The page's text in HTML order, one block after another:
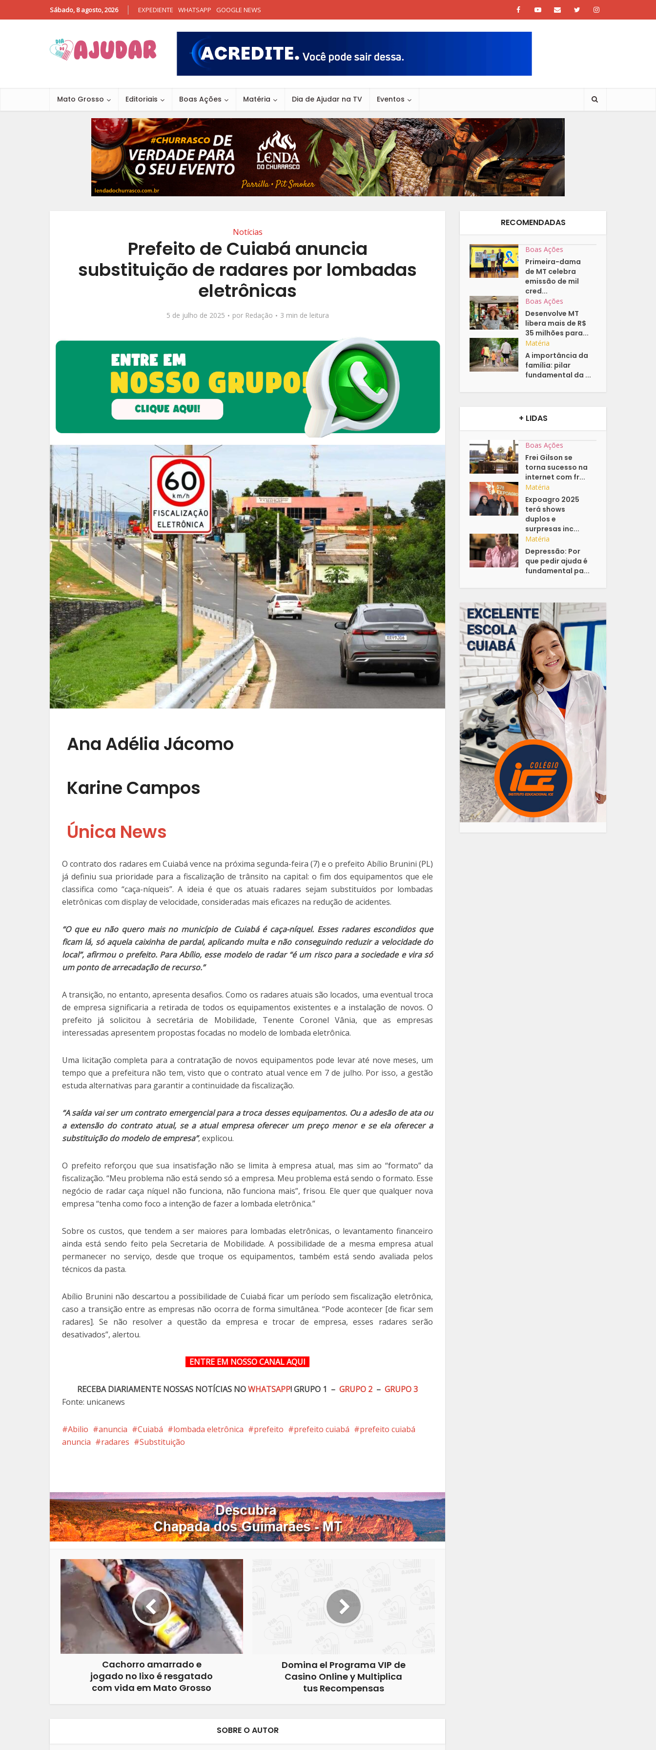
Sábado, 8 agosto, 2026 EXPEDIENTE WHATSAPP GOOGLE NEWS
Mato Grosso Editoriais Boas Ações Matéria Dia de Ajudar na TV Eventos
Notícias
Prefeito de Cuiabá anuncia
substituição de radares por lombadas
eletrônicas
5 de julho de 2025 por Redação 3 min de leitura
Ana Adélia Jácomo
Karine Campos
Única News
O contrato dos radares em Cuiabá vence na próxima segunda-feira (7) e o prefeito Abílio Brunini (PL)
já definiu sua prioridade para a fiscalização de trânsito na capital: o fim dos equipamentos que ele
classifica como “caça-níqueis”. A ideia é que os atuais radares sejam substituídos por lombadas
eletrônicas com display de velocidade, consideradas mais eficazes na redução de acidentes.
“O que eu não quero mais no município de Cuiabá é caça-níquel. Esses radares escondidos que
ficam lá, só aquela caixinha de pardal, aplicando multa e não conseguindo reduzir a velocidade do
local”, afirmou o prefeito. Para Abílio, esse modelo de radar “é um risco para a sociedade e vira só
um ponto de arrecadação de recurso.”
A transição, no entanto, apresenta desafios. Como os radares atuais são locados, uma eventual troca
de empresa significaria a retirada de todos os equipamentos existentes e a instalação de novos. O
prefeito já solicitou à secretária de Mobilidade, Tenente Coronel Vânia, que as empresas
interessadas apresentem propostas focadas no modelo de lombada eletrônica.
Uma licitação completa para a contratação de novos equipamentos pode levar até nove meses, um
tempo que a prefeitura não tem, visto que o contrato atual vence em 7 de julho. Por isso, a gestão
estuda alternativas para garantir a continuidade da fiscalização.
“A saída vai ser um contrato emergencial para a troca desses equipamentos. Ou a adesão de ata ou
a extensão do contrato atual, se a atual empresa oferecer um preço menor e se ela oferecer a
substituição do modelo de empresa”, explicou.
O prefeito reforçou que sua insatisfação não se limita à empresa atual, mas sim ao “formato” da
fiscalização. “Meu problema não está sendo só a empresa. Meu problema está sendo o formato. Esse
negócio de radar caça níquel não funciona, não funciona mais”, frisou. Ele quer que qualquer nova
empresa “tenha como foco a intenção de fazer a lombada eletrônica.”
Sobre os custos, que tendem a ser maiores para lombadas eletrônicas, o levantamento financeiro
ainda está sendo feito pela Secretaria de Mobilidade. A possibilidade de a mesma empresa atual
permanecer no serviço, desde que troque os equipamentos, também está sendo avaliada pelos
técnicos da pasta.
Abílio Brunini não descartou a possibilidade de Cuiabá ficar um período sem fiscalização eletrônica,
caso a transição entre as empresas não ocorra de forma simultânea. “Pode acontecer [de ficar sem
radares]. Se não resolver a questão da empresa e trocar de empresa, esses radares serão
desativados”, alertou.
ENTRE EM NOSSO CANALAQUI
RECEBA DIARIAMENTE NOSSAS NOTÍCIAS NOWHATSAPP!GRUPO 1 – GRUPO 2 – GRUPO 3
Fonte: unicanews
Abilio anuncia Cuiabá lombada eletrônica prefeito prefeito cuiabá
prefeito cuiabá
anuncia
radares Substituição
Cachorro amarrado e
jogado no lixo é resgatado
com vida em Mato Grosso
Domina el Programa VIP de
Casino Online y Multiplica
tus Recompensas
SOBRE O AUTOR
RECOMENDADAS
Boas Ações
Primeira-dama
de MT celebra
emissão de mil
cred...
Boas Ações
Desenvolve MT
libera mais de R$
35 milhões para...
Matéria
A importância da
família: pilar
fundamental da ...
+ LIDAS
Boas Ações
Frei Gilson se
torna sucesso na
internet com fr...
Matéria
Expoagro 2025
terá shows
duplos e
surpresas inc...
Matéria
Depressão: Por
que pedir ajuda é
fundamental pa...